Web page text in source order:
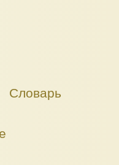
Словарь